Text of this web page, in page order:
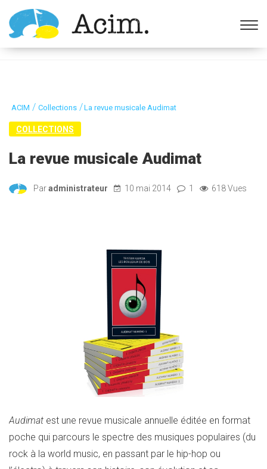
Ouvrir la barre d’outils
ACIM / Collections /La revue musicale Audimat
COLLECTIONS
La revue musicale Audimat
Paradministrateur 10 mai 2014 1 618 Vues
Audimat est une revue musicale annuelle éditée en format
poche qui parcours le spectre des musiques populaires (du
rock à la world music, en passant par le hip-hop ou